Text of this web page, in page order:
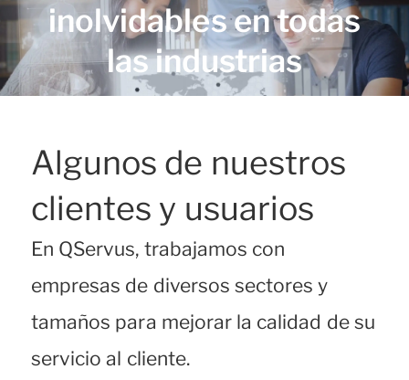
inolvidables en todas
las industrias
Algunos de nuestros
clientes y usuarios
En QServus, trabajamos con
empresas de diversos sectores y
tamaños para mejorar la calidad de su
servicio al cliente.